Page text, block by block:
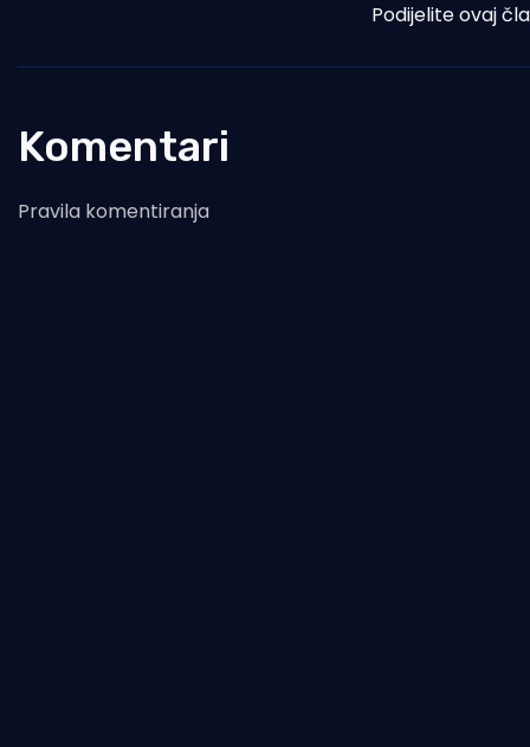
Podijelite ovaj
Komentari
Pravila komentiranja